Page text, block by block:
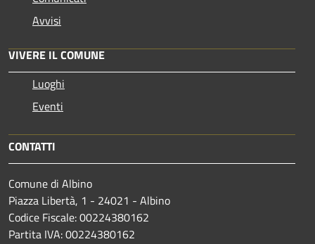
Avvisi
VIVERE IL COMUNE
Luoghi
Eventi
CONTATTI
Comune di Albino
Piazza Libertà, 1 - 24021 - Albino
Codice Fiscale: 00224380162
Partita IVA: 00224380162